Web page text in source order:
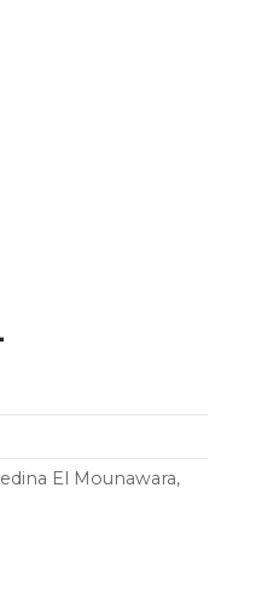
El Mounawara,